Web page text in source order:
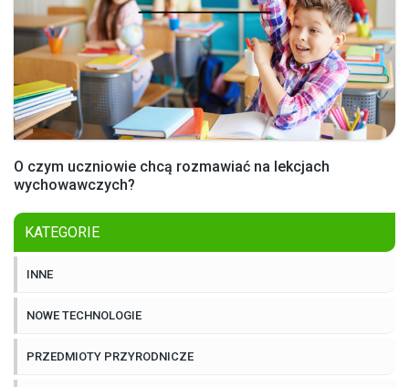
O czym uczniowie chcą rozmawiać na lekcjach
wychowawczych?
KATEGORIE
INNE
NOWE TECHNOLOGIE
PRZEDMIOTY PRZYRODNICZE